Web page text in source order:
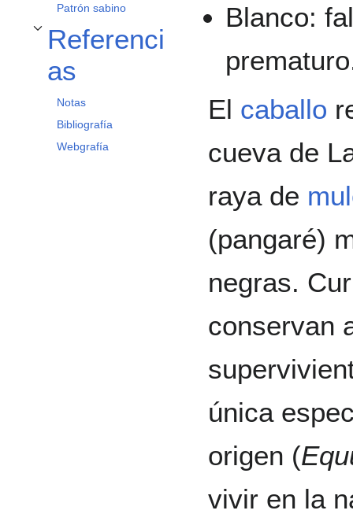
Patrón sabino
Referenci
as
Alternar subsección Referencias
Notas
Bibliografía
Webgrafía
Blanco:
El caballo
cueva de
raya de
(pangaré)
negras.
conservan
única
origen (
vivir en la